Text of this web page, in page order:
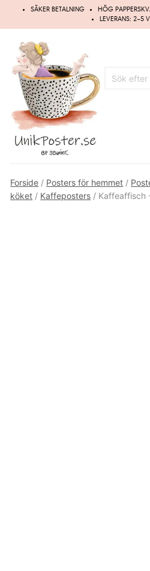
Hoppa
SÄKER BETALNING HÖG
LEVERANS: 2–5
Forside / Posters för hemmet /
köket / Kaffeposters / Kaffeaffisch